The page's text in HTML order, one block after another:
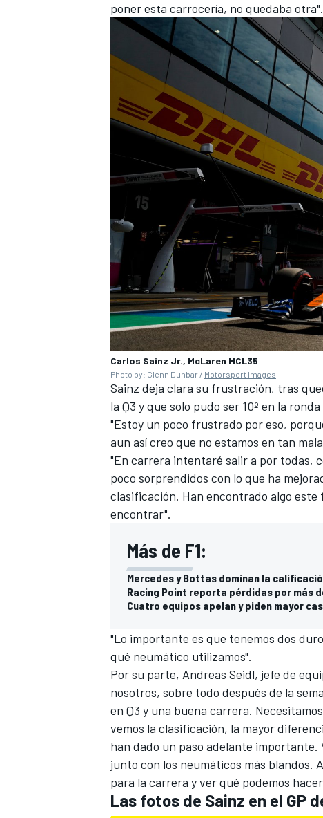
WRC
MÁS CATEGORÍAS
poner esta carrocería, no quedaba otra".
Carlos Sainz Jr., McLaren MCL35
Photo by: Glenn Dunbar / Motorsport Images
Sainz deja clara su frustración, tras
la Q3 y que solo pudo ser 10º en la
"Estoy un poco frustrado por eso,
aun así creo que no estamos en tan
"En carrera intentaré salir a por todas,
poco sorprendidos con lo que ha
clasificación. Han encontrado algo este
encontrar".
Más de F1:
Mercedes y Bottas dominan la
Racing Point reporta pérdidas por más
Cuatro equipos apelan y piden mayor
"Lo importante es que tenemos dos
qué neumático utilizamos".
Por su parte, Andreas Seidl, jefe de
nosotros, sobre todo después de la
en Q3 y una buena carrera.
vemos la clasificación, la mayor
han dado un paso adelante
junto con los neumáticos más blandos.
para la carrera y ver qué podemos
Las fotos de Sainz en el GP